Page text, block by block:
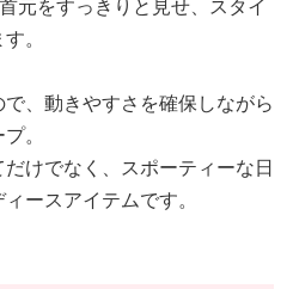
元をすっきりと見せ、スタイ
。
、動きやすさを確保しながら
。
けでなく、スポーティーな日
ースアイテムです。